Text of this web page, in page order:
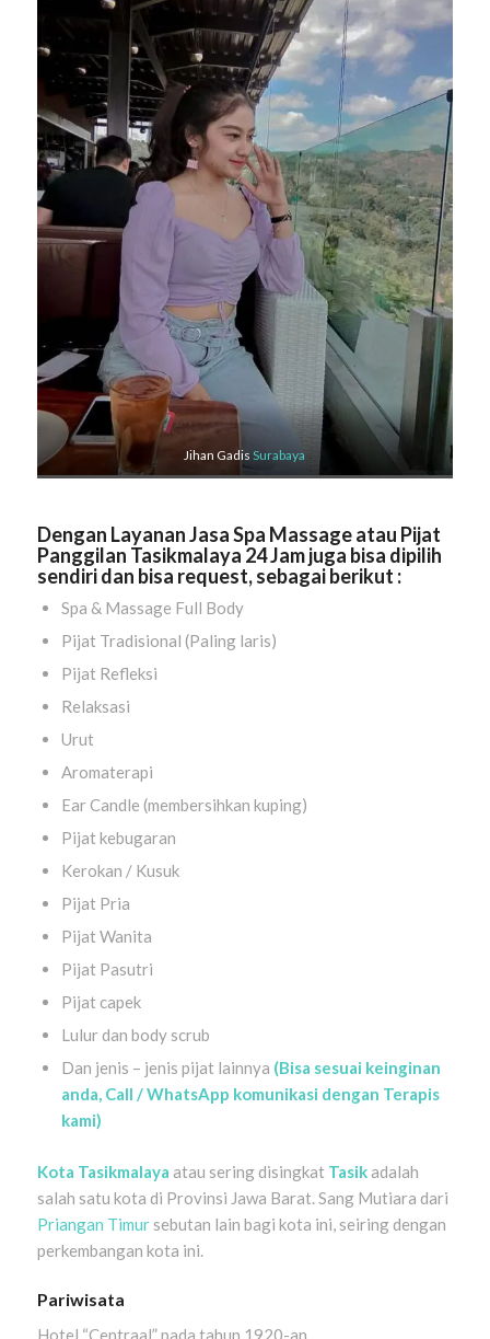
Jihan Gadis Surabaya
Dengan Layanan Jasa Spa Massage atau Pijat
Panggilan Tasikmalaya 24 Jam juga bisa dipilih
sendiri dan bisa request, sebagai berikut :
Spa & Massage Full Body
Pijat Tradisional (Paling laris)
Pijat Refleksi
Relaksasi
Urut
Aromaterapi
Ear Candle (membersihkan kuping)
Pijat kebugaran
Kerokan / Kusuk
Pijat Pria
Pijat Wanita
Pijat Pasutri
Pijat capek
Lulur dan body scrub
Dan jenis – jenis pijat lainnya (Bisa sesuai keinginan
anda, Call / WhatsApp komunikasi dengan Terapis
kami)
Kota Tasikmalaya atau sering disingkat Tasikadalah
salah satu kota di Provinsi Jawa Barat. Sang Mutiara dari
Priangan Timursebutan lain bagi kota ini, seiring dengan
perkembangan kota ini.
Pariwisata